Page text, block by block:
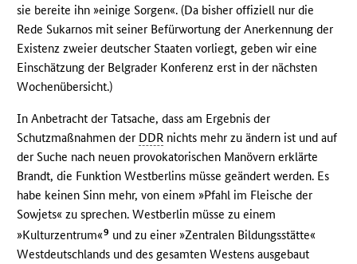
sie bereite ihn »einige Sorgen«. (Da bisher offiziell nur die
Rede Sukarnos mit seiner Befürwortung der Anerkennung der
Existenz zweier deutscher Staaten vorliegt, geben wir eine
Einschätzung der Belgrader Konferenz erst in der nächsten
Wochenübersicht.)
In Anbetracht der Tatsache, dass am Ergebnis der
Schutzmaßnahmen der DDR nichts mehr zu ändern ist und auf
der Suche nach neuen provokatorischen Manövern erklärte
Brandt, die Funktion Westberlins müsse geändert werden. Es
habe keinen Sinn mehr, von einem »Pfahl im Fleische der
Sowjets« zu sprechen. Westberlin müsse zu einem
»Kulturzentrum«9 und zu einer »Zentralen Bildungsstätte«
Westdeutschlands und des gesamten Westens ausgebaut